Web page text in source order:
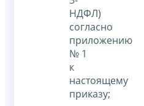
НДФЛ)
согласно
приложению
№ 1
к
настоящему
приказу;